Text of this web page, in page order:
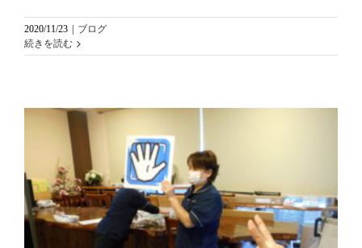
2020/11/23
ブログ
続きを読む